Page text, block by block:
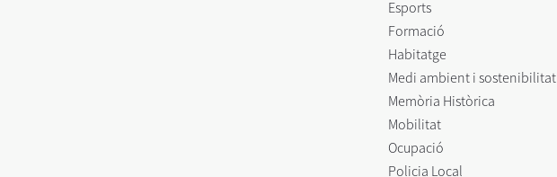
Esports
Formació
Habitatge
Medi ambient i sostenibilitat
Memòria Històrica
Mobilitat
Ocupació
Policia Local